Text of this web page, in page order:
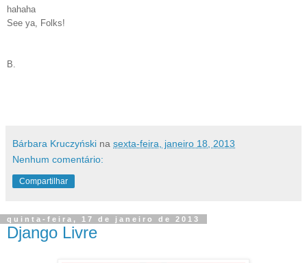
hahaha
See ya, Folks!
B.
Bárbara Kruczyński na sexta-feira, janeiro 18, 2013
Nenhum comentário:
Compartilhar
quinta-feira, 17 de janeiro de 2013
Django Livre